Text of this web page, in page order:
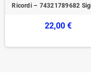
Ricordi – 74321789682
22,00 €